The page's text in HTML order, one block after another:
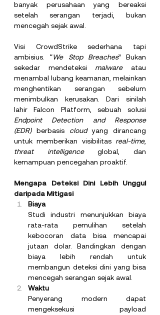
banyak perusahaan yang bereaksi
setelah serangan terjadi, bukan
mencegah sejak awal.
Visi CrowdStrike sederhana tapi
ambisius. “We Stop Breaches” Bukan
sekedar mendeteksi malware atau
menambal lubang keamanan, melainkan
menghentikan serangan sebelum
menimbulkan kerusakan. Dari sinilah
Endpoint Detection and Response
(EDR) berbasis cloud yang dirancang
untuk memberikan visibilitas real-time
threat intelligence global, dan
kemampuan pencegahan proaktif.
Mengapa Deteksi Dini Lebih Unggul
daripada Mitigasi
Biaya
Studi industri menunjukkan biaya
rata-rata pemulihan setelah
kebocoran data bisa mencapai
jutaan dolar. Bandingkan dengan
biaya lebih rendah untuk
membangun deteksi dini yang bisa
mencegah serangan sejak awal.
Waktu
Penyerang modern dapat
mengeksekusi payload